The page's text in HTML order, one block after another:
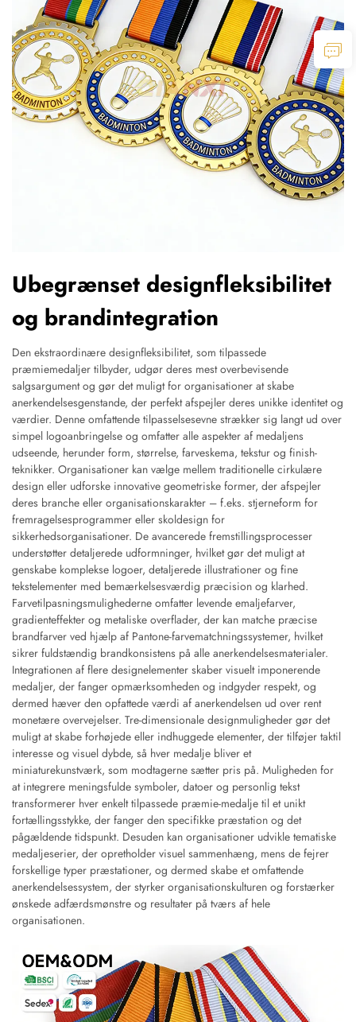
Ubegrænset designfleksibilitet
og brandintegration
Den ekstraordinære designfleksibilitet, som tilpassede
præmiemedaljer tilbyder, udgør deres mest overbevisende
salgsargument og gør det muligt for organisationer at skabe
anerkendelsesgenstande, der perfekt afspejler deres unikke identitet og
værdier. Denne omfattende tilpasselsesevne strækker sig langt ud over
simpel logoanbringelse og omfatter alle aspekter af medaljens
udseende, herunder form, størrelse, farveskema, tekstur og finish-
teknikker. Organisationer kan vælge mellem traditionelle cirkulære
design eller udforske innovative geometriske former, der afspejler
deres branche eller organisationskarakter – f.eks. stjerneform for
fremragelsesprogrammer eller skoldesign for
sikkerhedsorganisationer. De avancerede fremstillingsprocesser
understøtter detaljerede udformninger, hvilket gør det muligt at
genskabe komplekse logoer, detaljerede illustrationer og fine
tekstelementer med bemærkelsesværdig præcision og klarhed.
Farvetilpasningsmulighederne omfatter levende emaljefarver,
gradienteffekter og metaliske overflader, der kan matche præcise
brandfarver ved hjælp af Pantone-farvematchningssystemer, hvilket
sikrer fuldstændig brandkonsistens på alle anerkendelsesmaterialer.
Integrationen af flere designelementer skaber visuelt imponerende
medaljer, der fanger opmærksomheden og indgyder respekt, og
dermed hæver den opfattede værdi af anerkendelsen ud over rent
monetære overvejelser. Tre-dimensionale designmuligheder gør det
muligt at skabe forhøjede eller indhuggede elementer, der tilføjer taktil
interesse og visuel dybde, så hver medalje bliver et
miniaturekunstværk, som modtagerne sætter pris på. Muligheden for
at integrere meningsfulde symboler, datoer og personlig tekst
transformerer hver enkelt tilpassede præmie-medalje til et unikt
fortællingsstykke, der fanger den specifikke præstation og det
pågældende tidspunkt. Desuden kan organisationer udvikle tematiske
medaljeserier, der opretholder visuel sammenhæng, mens de fejrer
forskellige typer præstationer, og dermed skabe et omfattende
anerkendelsessystem, der styrker organisationskulturen og forstærker
ønskede adfærdsmønstre og resultater på tværs af hele
organisationen.